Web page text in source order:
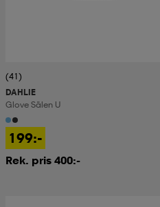
(41)
DAHLIE
Glove Sälen U
199:-
Rek. pris 400:-